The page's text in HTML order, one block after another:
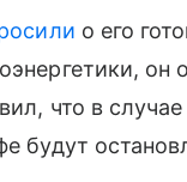
о его
он
что в
будут